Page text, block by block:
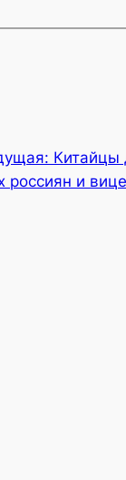
Китайцы
россиян и